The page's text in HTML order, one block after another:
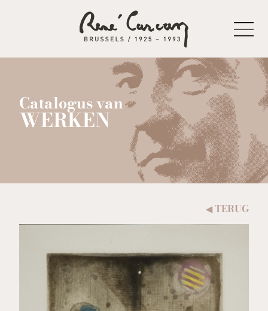
Naar inhoud
Catalogus van
WERKEN
◀︎TERUG